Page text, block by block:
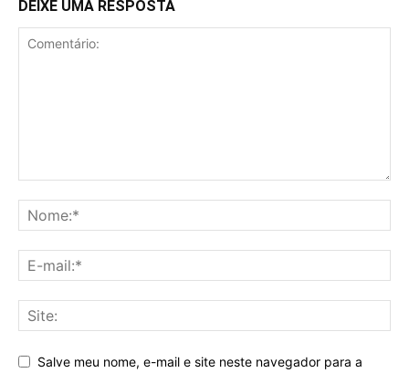
DEIXE UMA RESPOSTA
Salve meu nome, e-mail e site neste navegador para a